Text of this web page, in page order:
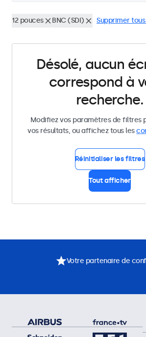
12 pouces BNC (SDI) Supprimer
Désolé, aucun
correspond à
recherche.
Modifiez vos paramètres de filtres
vos résultats, ou affichez tous les
Réinitialiser les filtres
Tout afficher
Votre partenaire de